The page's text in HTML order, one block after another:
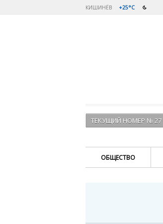
КИШИНЁВ +25°C
ТЕКУЩИЙ НОМЕР № 27
ОБЩЕСТВО